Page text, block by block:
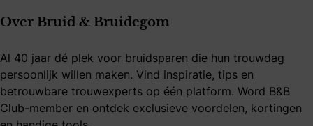
Over Bruid & Bruidegom
Al 40 jaar dé plek voor bruidsparen die hun trouwdag
persoonlijk willen maken. Vind inspiratie, tips en
betrouwbare trouwexperts op één platform. Word B&B
Club-member en ontdek exclusieve voordelen, kortingen